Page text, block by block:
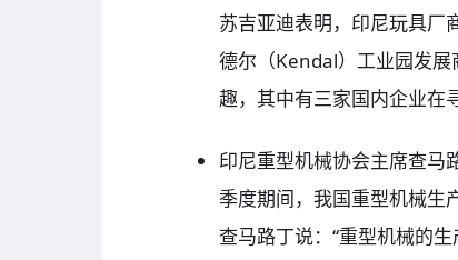
苏吉亚迪表明，印尼玩具厂
德尔（Kendal）工业园发
趣，其中有三家国内企业在
印尼重型机械协会主席查
季度期间，我国重型机械生
查马路丁说：“重型机械的